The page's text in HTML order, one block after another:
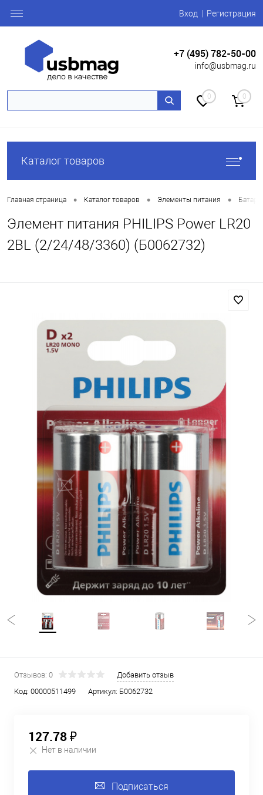
Вход Регистрация
+7 (495) 782-50-00
info@usbmag.ru
0 0
Каталог товаров
Главная страница • Каталог товаров • Элементы питания •
Элемент питания PHILIPS Power LR20
2BL (2/24/48/3360) (Б0062732)
Отзывов: 0
Добавить отзыв
Код: 00000511499 Артикул: Б0062732
127.78 ₽
Нет в наличии
Подписаться